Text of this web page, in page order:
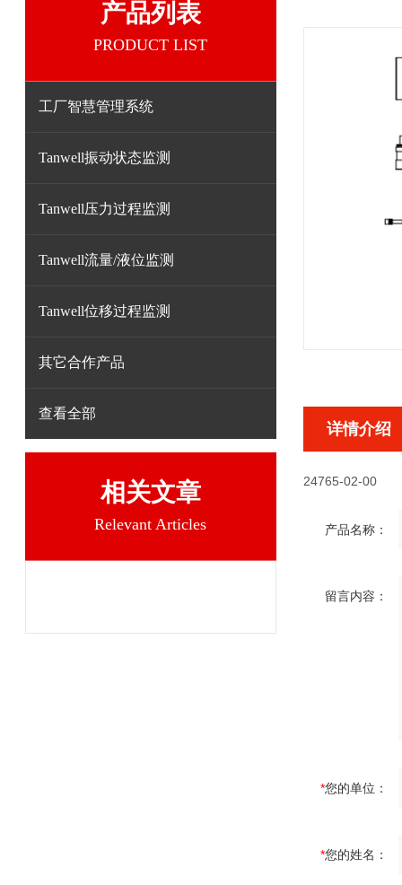
产品列表
PRODUCT LIST
工厂智慧管理系统
Tanwell振动状态监测
Tanwell压力过程监测
Tanwell流量/液位监测
Tanwell位移过程监测
其它合作产品
查看全部
相关文章
Relevant Articles
详情介绍
24765-02-00
产品名称：
留言内容：
*您的单位：
*您的姓名：